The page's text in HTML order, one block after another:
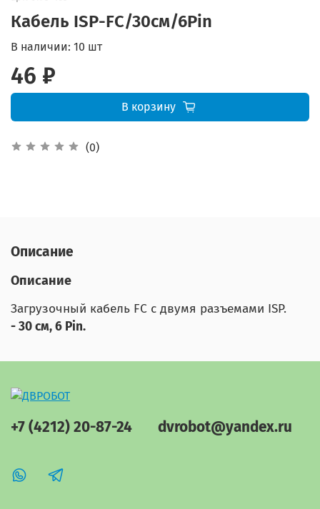
Кабель ISP-FC/30см/6Pin
(0)
В наличии: 10 шт
46 ₽
В корзину
Описание
Описание
Загрузочный кабель FC с двумя разъемами ISP.
- 30 см, 6 Pin.
+7 (4212) 20-87-24 dvrobot@yandex.ru